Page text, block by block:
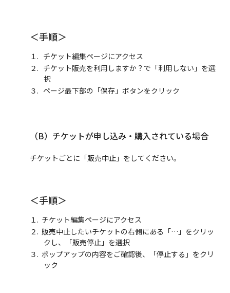
＜手順＞
チケット編集ページにアクセス
チケット販売を利用しますか？で「利用しない」を選
択
ページ最下部の「保存」ボタンをクリック
（B）チケットが申し込み・購入されている場合
チケットごとに「販売中止」をしてください。
＜手順＞
チケット編集ページにアクセス
販売中止したいチケットの右側にある「…」をクリッ
クし、「販売停止」を選択
ポップアップの内容をご確認後、「停止する」をクリ
ック